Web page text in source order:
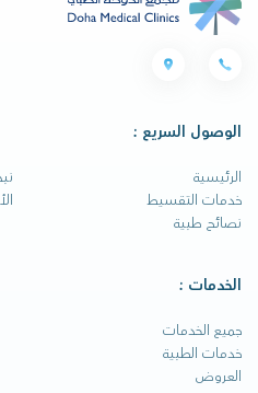
الوصول السريع :
الرئيسية
خدمات التقسيط
نصائح طبية
الخدمات :
جميع الخدمات
خدمات الطبية
العروض